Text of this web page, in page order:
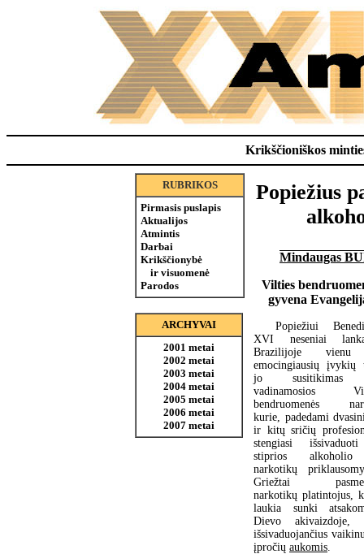
Krikščioniškos
RUBRIKOS
Pirmasis puslapis
Aktualijos
Atmintis
Darbai
Krikščionybė
ir visuomenė
Parodos
ARCHYVAI
2001 metai
2002 metai
2003 metai
2004 metai
2005 metai
2006 metai
2007 metai
Popiežius
Mindaugas
Vilties
gyvena
Popiežiui
XVI neseniai
Brazilijoje
emocingiausių įvykių
jo susitikimas
vadinamosios
bendruomenės
kurie, padedami
ir kitų sričių
stengiasi
stiprios
narkotikų
Griežtai
narkotikų platintojus,
laukia sunki
Dievo akivaizdoje,
išsivaduojančius
įpročių aukomis